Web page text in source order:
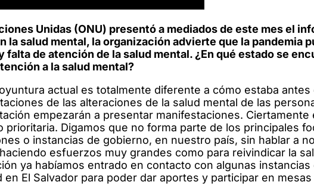
Unidas (ONU) presentó a mediados de este mes el
la salud mental, la organización advierte que la pandemia
falta de atención de la salud mental. ¿En qué estado se
a la salud mental?
actual es totalmente diferente a cómo estaba antes
de las alteraciones de la salud mental de las
empezarán a presentar manifestaciones. Ciertamente
prioritaria. Digamos que no forma parte de los principales
o instancias de gobierno, en nuestro país, sin hablar a
esfuerzos muy grandes como para reivindicar la
ya habíamos entrado en contacto con algunas
en El Salvador para poder dar aportes y participar en